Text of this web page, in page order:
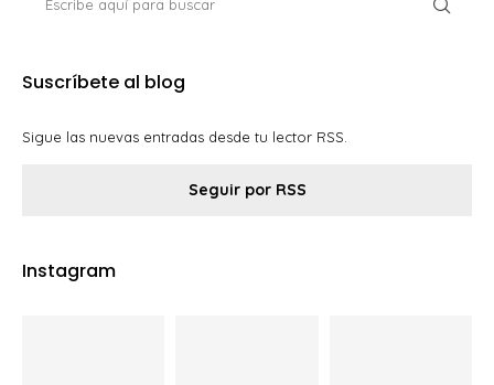
Suscríbete al blog
Sigue las nuevas entradas desde tu lector RSS.
Seguir por RSS
Instagram